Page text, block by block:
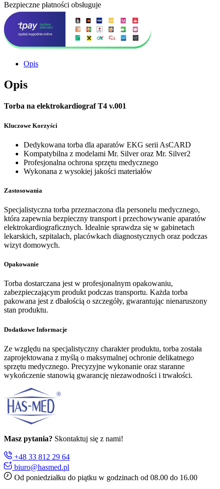
Bezpieczne płatności obsługuje
Opis
Opis
Torba na elektrokardiograf T4 v.001
Kluczowe Korzyści
Dedykowana torba dla aparatów EKG serii AsCARD
Kompatybilna z modelami Mr. Silver oraz Mr. Silver2
Profesjonalna ochrona sprzętu medycznego
Wykonana z wysokiej jakości materiałów
Zastosowania
Specjalistyczna torba przeznaczona dla personelu medycznego,
która zapewnia bezpieczny transport i przechowywanie aparatów
elektrokardiograficznych. Idealnie sprawdza się w gabinetach
lekarskich, szpitalach, placówkach diagnostycznych oraz podczas
wizyt domowych.
Opakowanie
Torba dostarczana jest w profesjonalnym opakowaniu,
zabezpieczającym produkt podczas transportu. Każda torba
pakowana jest z dbałością o szczegóły, gwarantując nienaruszony
stan produktu.
Dodatkowe Informacje
Ze względu na specjalistyczny charakter produktu, torba została
zaprojektowana z myślą o maksymalnej ochronie delikatnego
sprzętu medycznego. Precyzyjne wykonanie oraz staranne
wykończenie stanowią gwarancję niezawodności i trwałości.
Masz pytania? Skontaktuj się z nami!
+48 33 812 29 64
biuro@hasmed.pl
Od poniedziałku do piątku w godzinach od 08.00 do 16.00